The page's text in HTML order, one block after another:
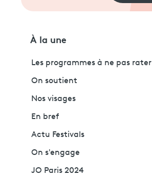
À la une
Les programmes à ne pas rater
On soutient
Nos visages
En bref
Actu Festivals
On s'engage
JO Paris 2024